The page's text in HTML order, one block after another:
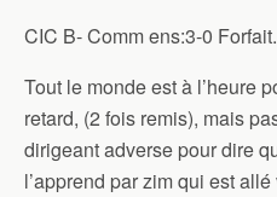
CIC B- Comm ens:3-0 Forfait.
Tout le monde est à l’heure
retard, (2 fois remis), mais
dirigeant adverse pour dire
l’apprend par zim qui est